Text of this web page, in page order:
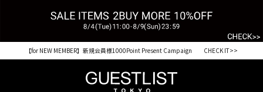
【for NEW MEMBER】新規会員様1000Point Present Campaign CHECK IT>>